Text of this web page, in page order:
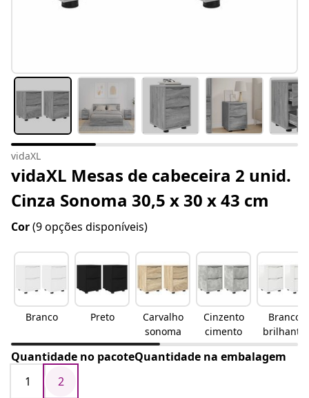
vidaXL
vidaXL Mesas de cabeceira 2 unid.
Cinza Sonoma 30,5 x 30 x 43 cm
Cor(9 opções disponíveis)
Branco Preto
Carvalho
sonoma
Cinzento
cimento
Branco
brilhante
Quantidade no pacoteQuantidade na embalagem
1
2